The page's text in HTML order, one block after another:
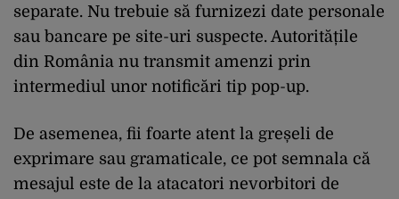
separate. Nu trebuie să furnizezi date personale
sau bancare pe site-uri suspecte. Autoritățile
din România nu transmit amenzi prin
intermediul unor notificări tip pop-up.
De asemenea, fii foarte atent la greșeli de
exprimare sau gramaticale, ce pot semnala că
mesajul este de la atacatori nevorbitori de